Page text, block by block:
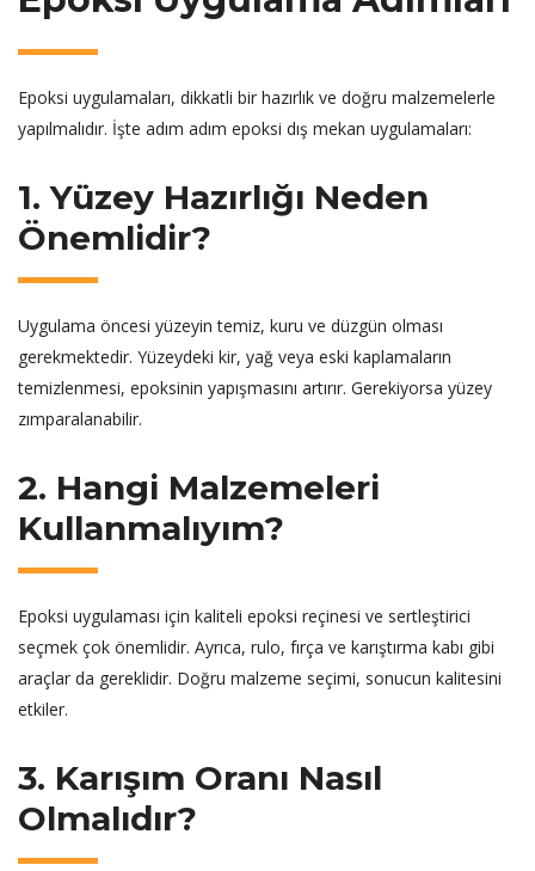
Epoksi uygulamaları, dikkatli bir hazırlık ve doğru malzemelerle
yapılmalıdır. İşte adım adım epoksi dış mekan uygulamaları:
1. Yüzey Hazırlığı Neden
Önemlidir?
Uygulama öncesi yüzeyin temiz, kuru ve düzgün olması
gerekmektedir. Yüzeydeki kir, yağ veya eski kaplamaların
temizlenmesi, epoksinin yapışmasını artırır. Gerekiyorsa yüzey
zımparalanabilir.
2. Hangi Malzemeleri
Kullanmalıyım?
Epoksi uygulaması için kaliteli epoksi reçinesi ve sertleştirici
seçmek çok önemlidir. Ayrıca, rulo, fırça ve karıştırma kabı gibi
araçlar da gereklidir. Doğru malzeme seçimi, sonucun kalitesini
etkiler.
3. Karışım Oranı Nasıl
Olmalıdır?